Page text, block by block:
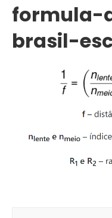
formula-
brasil-